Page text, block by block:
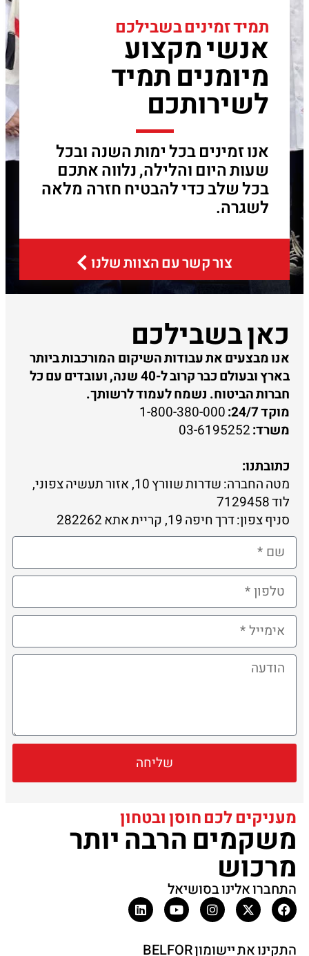
תמיד זמינים בשבילכם
אנשי מקצוע
מיומנים תמיד
לשירותכם
אנו זמינים בכל ימות השנה ובכל
שעות היום והלילה, נלווה אתכם
בכל שלב כדי להבטיח חזרה מלאה
לשגרה.
צור קשר עם הצוות שלנו
כאן בשבילכם
אנו מבצעים את עבודות השיקום המורכבות ביותר
בארץ ובעולם כבר קרוב ל-40 שנה, ועובדים עם כל
חברות הביטוח. נשמח לעמוד לרשותך.
מוקד 24/7:
1-800-380-000
משרד:03-6195252
כתובתנו:
מטה החברה: שדרות שוורץ 10, אזור תעשיה צפוני,
לוד 7129458
סניף צפון: דרך חיפה 19, קריית אתא 282262
שליחה
מעניקים לכם חוסן ובטחון
משקמים הרבה יותר
מרכוש
התחברו אלינו בסושיאל
התקינו את יישומון BELFOR